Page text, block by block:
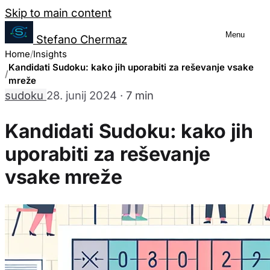
Salta al contenuto
Skip to main content
Stefano Chermaz
Menu
Home Insights
Kandidati Sudoku: kako jih uporabiti za reševanje vsake
mreže
sudoku 28. junij 2024 · 7 min
Kandidati Sudoku: kako jih
uporabiti za reševanje
vsake mreže
Upravljanje nastavitev piškotkov
Lahko izberete, ali omogočiti ali
strani.
Potrebni piškotki
Vedno omogočeno
Ti piškotki so bistveni za delovanje spletne strani in jih
nastavijo le kot odziv na vaša dejanja, ki predstavljajo
Analitični piškotki